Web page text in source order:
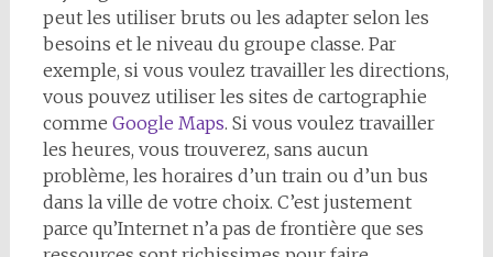
peut les utiliser bruts ou les adapter selon les
besoins et le niveau du groupe classe. Par
exemple, si vous voulez travailler les directions,
vous pouvez utiliser les sites de cartographie
comme Google Maps. Si vous voulez travailler
les heures, vous trouverez, sans aucun
problème, les horaires d’un train ou d’un bus
dans la ville de votre choix. C’est justement
parce qu’Internet n’a pas de frontière que ses